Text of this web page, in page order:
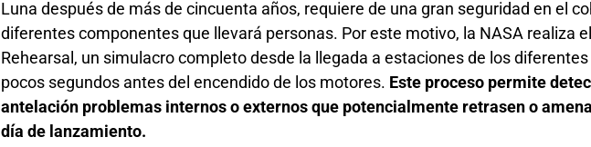
Luna después de más de cincuenta años, requiere de una gran seguridad en el
diferentes componentes que llevará personas. Por este motivo, la NASA realiza
Rehearsal, un simulacro completo desde la llegada a estaciones de los
pocos segundos antes del encendido de los motores. Este proceso permite
antelación problemas internos o externos que potencialmente retrasen o
día de lanzamiento.